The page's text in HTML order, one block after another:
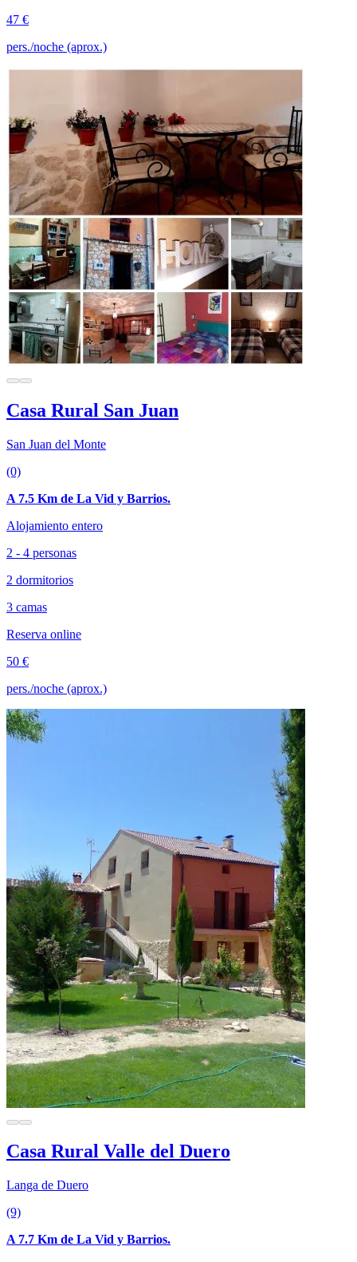
47 €
pers./noche (aprox.)
Casa Rural San Juan
San Juan del Monte
(0)
A 7.5 Km de La Vid y Barrios.
Alojamiento entero
2 - 4 personas
2 dormitorios
3 camas
Reserva online
50 €
pers./noche (aprox.)
Casa Rural Valle del Duero
Langa de Duero
(9)
A 7.7 Km de La Vid y Barrios.